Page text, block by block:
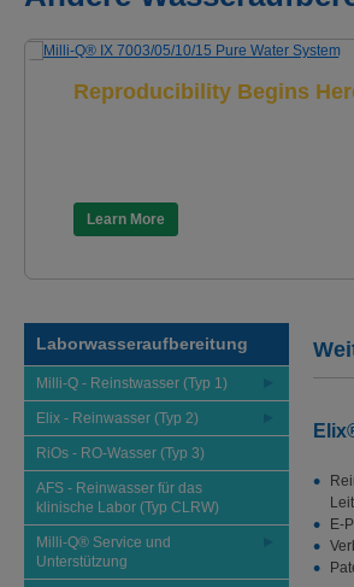
Reproducibility Begins
Learn More
Laborwasseraufbereitung
Milli-Q - Reinstwasser (Typ 1)
Elix - Reinwasser (Typ 2)
RiOs - RO-Wasser (Typ 3)
AFS - Reinwasser für das
klinische Labor (Typ CLRW)
Milli-Q® Service und
Unterstützung
E-